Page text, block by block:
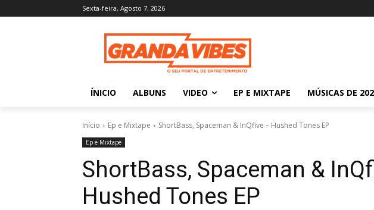
Sexta-feira, Agosto 7, 2026
ÍNICIO ALBUNS VIDEO EP E MIXTAPE MÚSICAS DE
Início Ep e Mixtape ShortBass, Spaceman & InQfive – Hushed Tones EP
Ep e Mixtape
ShortBass, Spaceman &
Hushed Tones EP